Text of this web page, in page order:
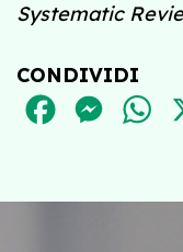
Systematic
CONDIVIDI
FACEBOOK